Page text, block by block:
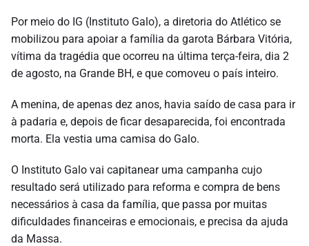
Por meio do IG (Instituto Galo), a diretoria do Atlético se
mobilizou para apoiar a família da garota Bárbara Vitória,
vítima da tragédia que ocorreu na última terça-feira, dia 2
de agosto, na Grande BH, e que comoveu o país inteiro.
A menina, de apenas dez anos, havia saído de casa para ir
à padaria e, depois de ficar desaparecida, foi encontrada
morta. Ela vestia uma camisa do Galo.
O Instituto Galo vai capitanear uma campanha cujo
resultado será utilizado para reforma e compra de bens
necessários à casa da família, que passa por muitas
dificuldades financeiras e emocionais, e precisa da ajuda
da Massa.